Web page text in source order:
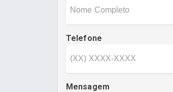
Telefone
Mensagem